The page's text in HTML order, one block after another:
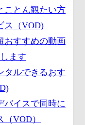
ことん観たい方
ス（VOD)
おすすめの動画
ます
タルできるおす
バイスで同時に
VOD）